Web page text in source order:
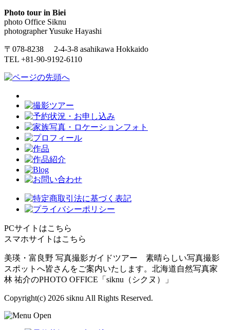
Photo tour in Biei
photo Office Siknu
photographer Yusuke Hayashi
〒078-8238 2-4-3-8 asahikawa Hokkaido
TEL +81-90-9192-6110
PCサイトはこちら
スマホサイトはこちら
美瑛・富良野 写真撮影ガイドツアー 素晴らしい写真撮影
スポットへ皆さんをご案内いたします。北海道自然写真家
林 祐介のPHOTO OFFICE「siknu（シクヌ）」
Copyright(c) 2026 siknu All Rights Reserved.